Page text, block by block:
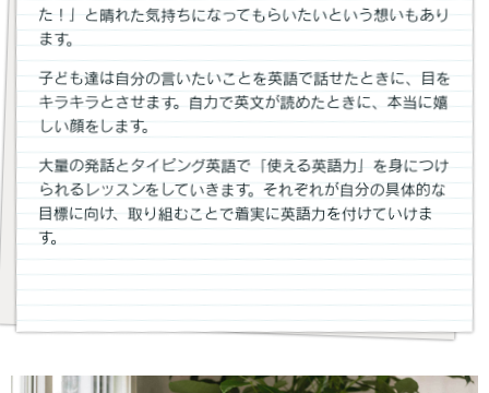
た！」と晴れた気持ちになってもらいたいという想いもあり
ます。
子ども達は自分の言いたいことを英語で話せたときに、目を
キラキラとさせます。自力で英文が読めたときに、本当に嬉
しい顔をします。
大量の発話とタイピング英語で「使える英語力」を身につけ
られるレッスンをしていきます。それぞれが自分の具体的な
目標に向け、取り組むことで着実に英語力を付けていけま
す。